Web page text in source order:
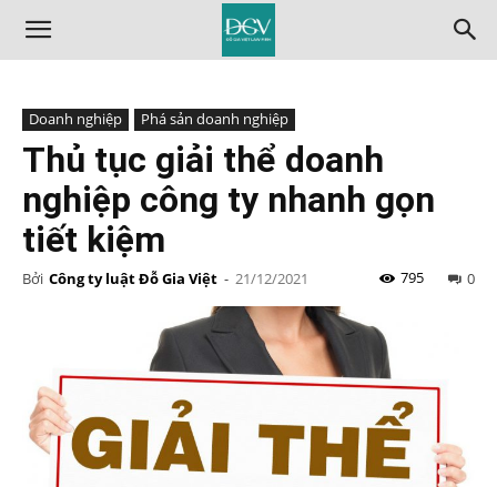
Doanh nghiệp Phá sản doanh nghiệp
Thủ tục giải thể doanh
nghiệp công ty nhanh gọn
tiết kiệm
Bởi Công ty luật Đỗ Gia Việt - 21/12/2021 0
795